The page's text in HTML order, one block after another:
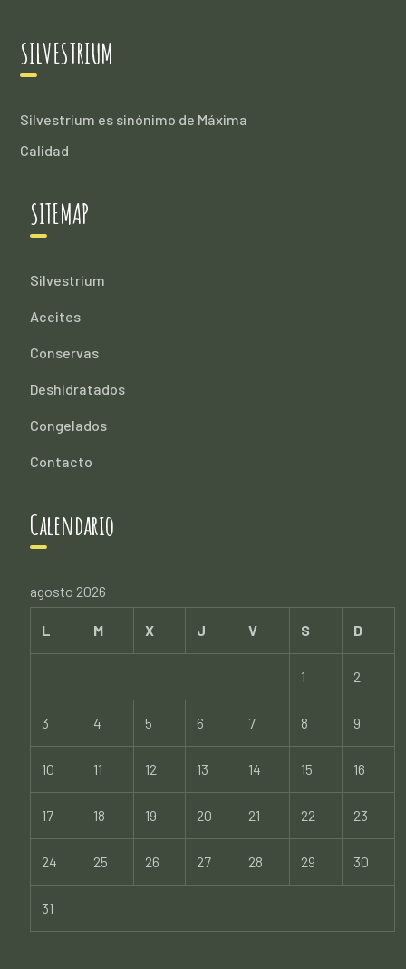
SILVESTRIUM
Silvestrium es sinónimo de Máxima
Calidad
SITEMAP
Silvestrium
Aceites
Conservas
Deshidratados
Congelados
Contacto
Calendario
agosto 2026
L M X J V S D
1 2
3 4 5 6 7 8 9
10 11 12 13 14 15 16
17 18 19 20 21 22 23
24 25 26 27 28 29 30
31